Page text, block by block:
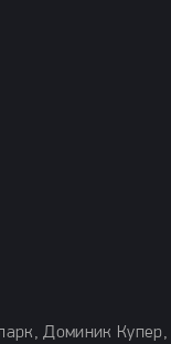
Доминик Купер,